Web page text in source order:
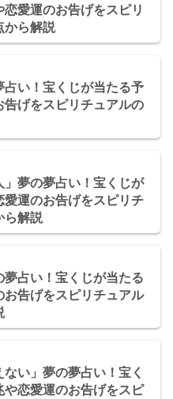
恋愛運のお告げをスピリ
から解説
占い！宝くじが当たる予
告げをスピリチュアルの
」夢の夢占い！宝くじが
愛運のお告げをスピリチ
ら解説
夢占い！宝くじが当たる
お告げをスピリチュアル
ない」夢の夢占い！宝く
や恋愛運のお告げをスピ